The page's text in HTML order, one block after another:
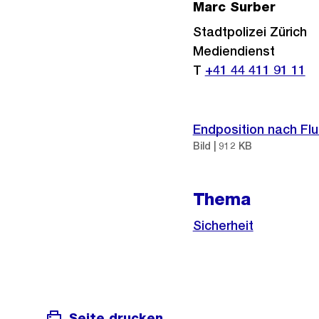
Marc Surber
Stadtpolizei Zürich
Mediendienst
T +41 44 411 91 11
Endposition nach
Bild | 912 KB
Thema
Sicherheit